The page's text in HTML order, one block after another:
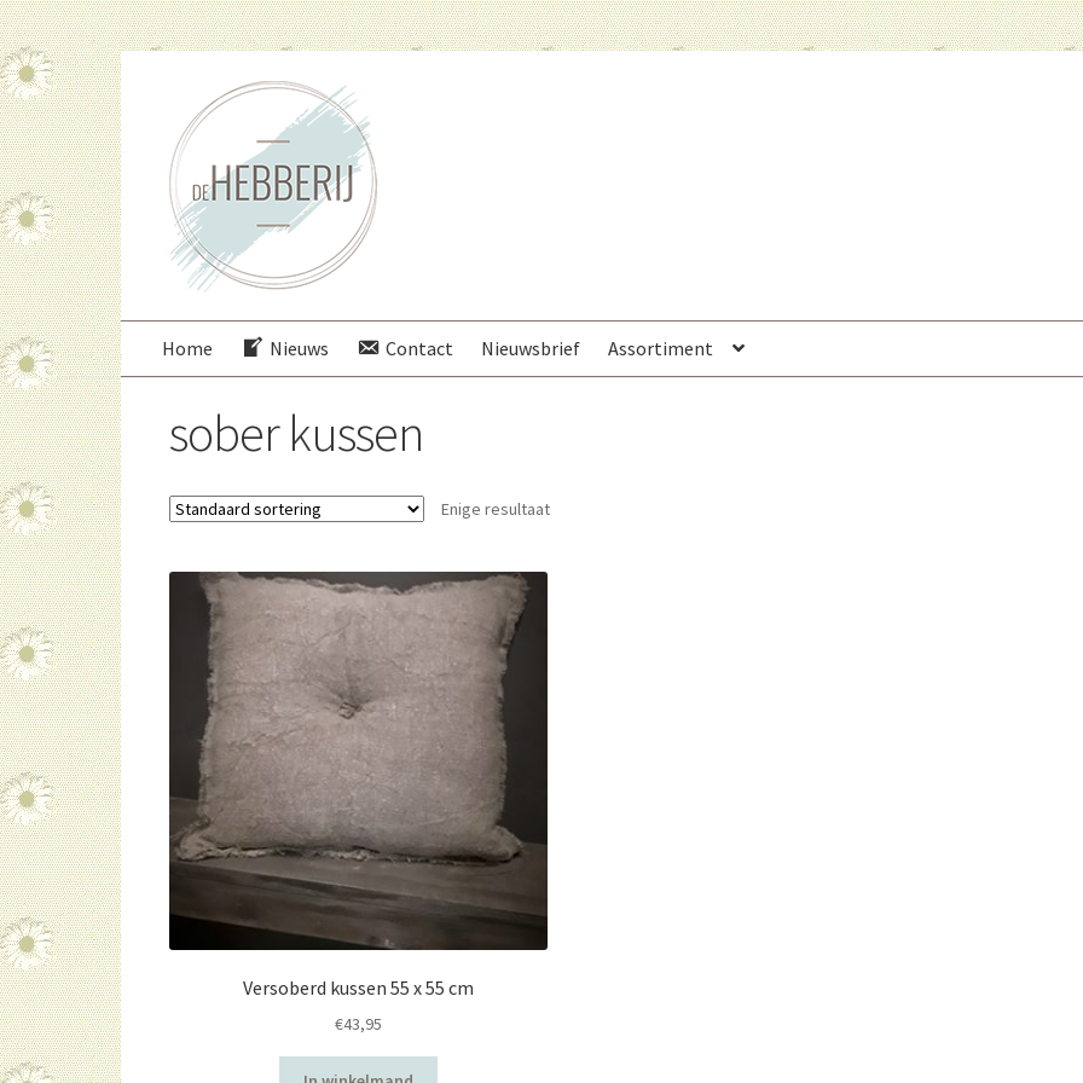
door
naar
navigatie
direct
naar
inhoud
Home Nieuws Contact Nieuwsbrief Assortiment
sober kussen
Enige resultaat
Versoberd kussen 55 x 55 cm
€43,95